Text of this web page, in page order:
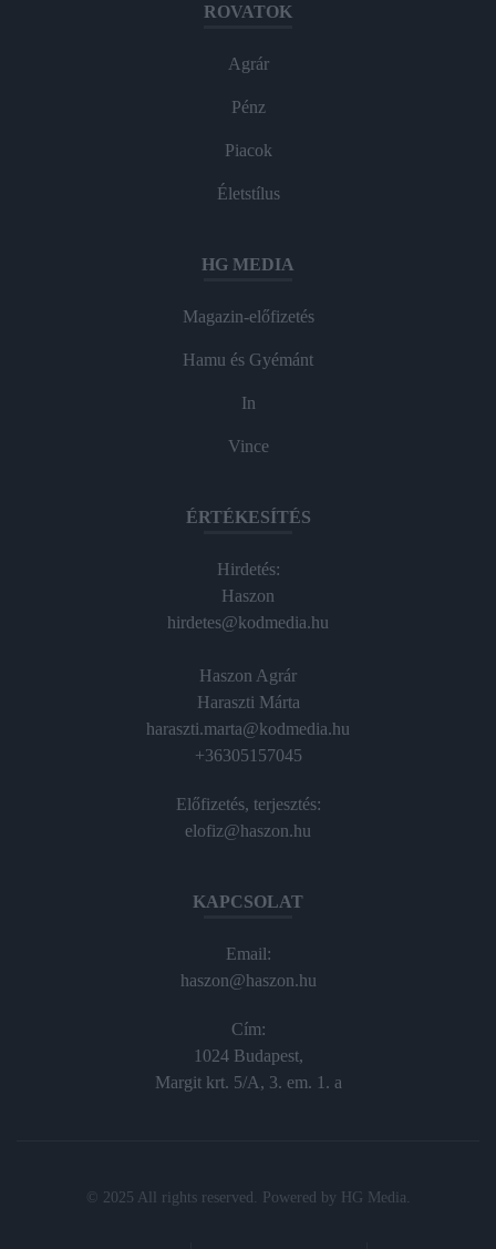
ROVATOK
Agrár
Pénz
Piacok
Életstílus
HG MEDIA
Magazin-előfizetés
Hamu és Gyémánt
In
Vince
ÉRTÉKESÍTÉS
Hirdetés:
Haszon
hirdetes@kodmedia.hu
Haszon Agrár
Haraszti Márta
haraszti.marta@kodmedia.hu
+36305157045
Előfizetés, terjesztés:
elofiz@haszon.hu
KAPCSOLAT
Email:
haszon@haszon.hu
Cím:
1024 Budapest,
Margit krt. 5/A, 3. em. 1. a
© 2025 All rights reserved. Powered by HG Media